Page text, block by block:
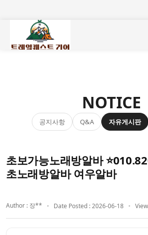
NOTICE
공지사항 Q&A 자유게시판
초보가능노래방알바
초노래방알바 여우알바
Author : 장** Date Posted : 2026-06-18